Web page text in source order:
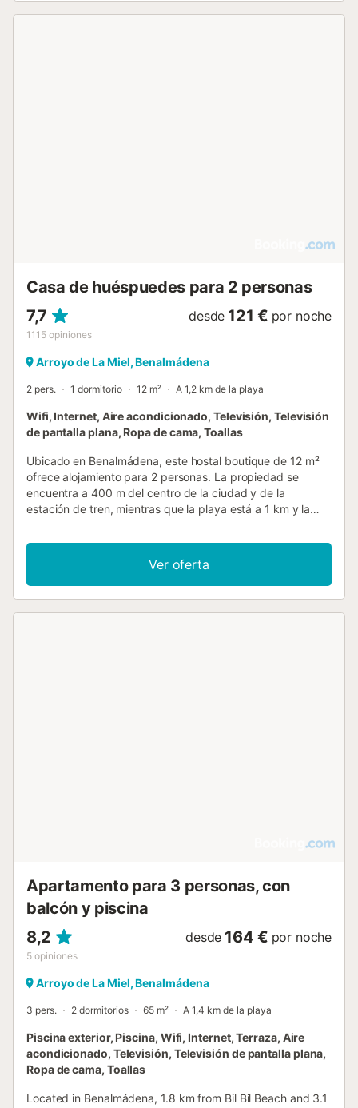
Casa de huéspuedes para 2 personas
7,7
1115 opiniones
desde 121 € por noche
Arroyo de La Miel, Benalmádena
2 pers. 1 dormitorio 12 m² A 1,2 km de la playa
Wifi, Internet, Aire acondicionado, Televisión, Televisión
de pantalla plana, Ropa de cama, Toallas
Ubicado en Benalmádena, este hostal boutique de 12 m²
ofrece alojamiento para 2 personas. La propiedad se
encuentra a 400 m del centro de la ciudad y de la
estación de tren, mientras que la playa está a 1 km y la
cama king size, televisión de pantalla plana, radio y
escritorio, con insonorización y aire acondicionado para
mantener un ambiente tranquilo. Los huéspedes tienen
acceso a baños y aseos compartidos, equipados con
Ver oferta
Apartamento para 3 personas, con
balcón y piscina
8,2
5 opiniones
desde 164 € por noche
Arroyo de La Miel, Benalmádena
3 pers. 2 dormitorios 65 m² A 1,4 km de la playa
Piscina exterior, Piscina, Wifi, Internet, Terraza, Aire
acondicionado, Televisión, Televisión de pantalla plana,
Ropa de cama, Toallas
Located in Benalmádena, 1.8 km from Bil Bil Beach and 3.1